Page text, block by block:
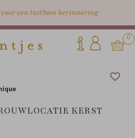
een tastbare herinnering
0
KERST